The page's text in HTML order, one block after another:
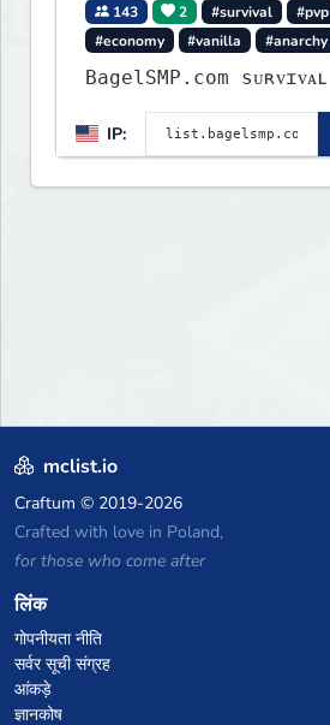
143 2 #survival #pvp
#economy
#vanilla #anarchy
BagelSMP.com ѕᴜʀᴠɪᴠᴀʟ
IP:
mclist.io
Craftum © 2019-2026
Crafted with love in Poland,
for those who come after
लिंक
गोपनीयता नीति
सर्वर सूची संग्रह
आंकड़े
ज्ञानकोष